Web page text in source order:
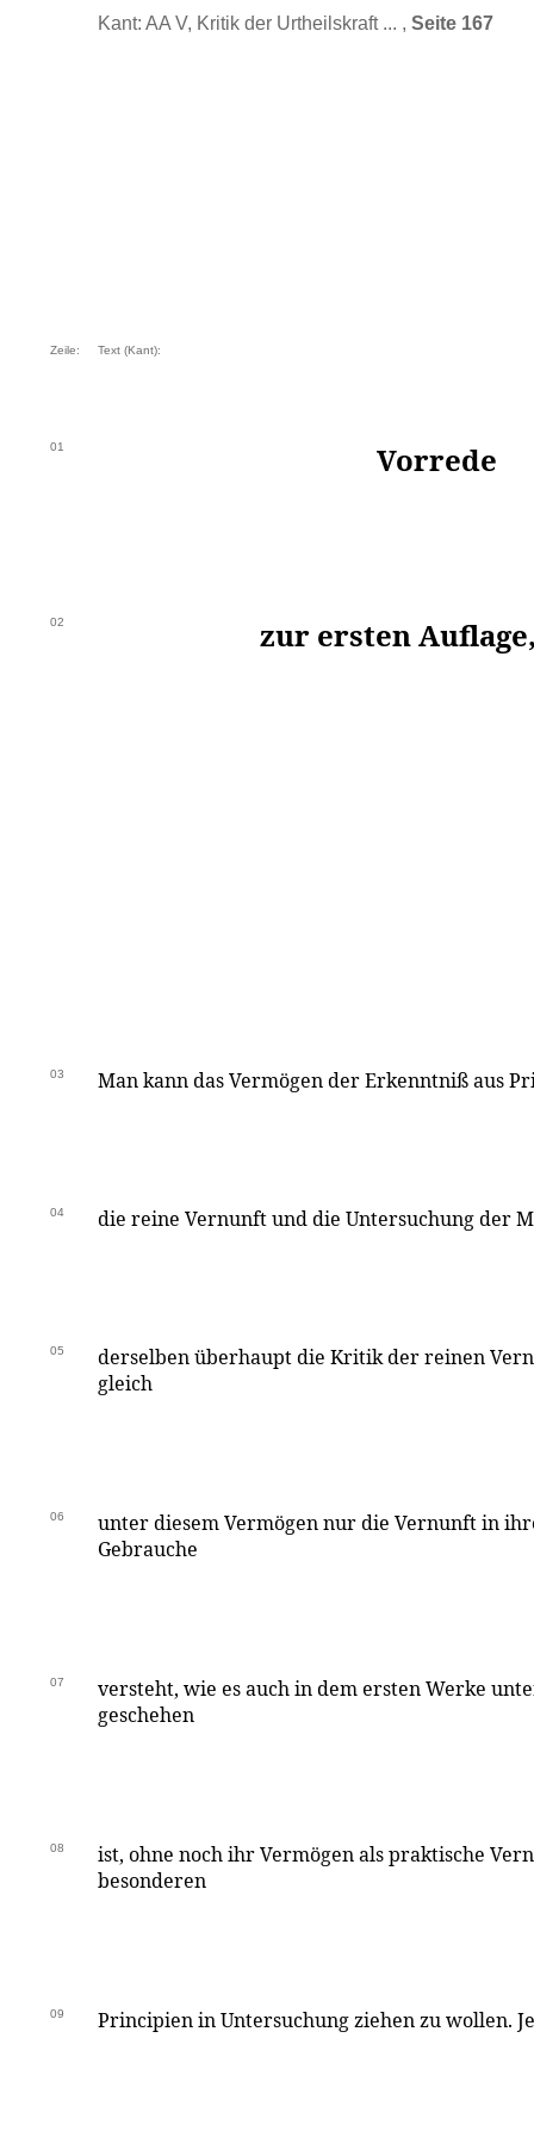
Kant: AA V, Kritik der Urtheilskraft ... , Seite 167
Zeile: Text (Kant):
01 Vorrede
02 zur ersten
03 Man kann das Vermögen der Erkenntniß aus
04 die reine Vernunft und die Untersuchung der
05
derselben überhaupt die Kritik der reinen
gleich
06
unter diesem Vermögen nur die Vernunft in
Gebrauche
07
versteht, wie es auch in dem ersten Werke
geschehen
08
ist, ohne noch ihr Vermögen als praktische
besonderen
09 Principien in Untersuchung ziehen zu wollen.